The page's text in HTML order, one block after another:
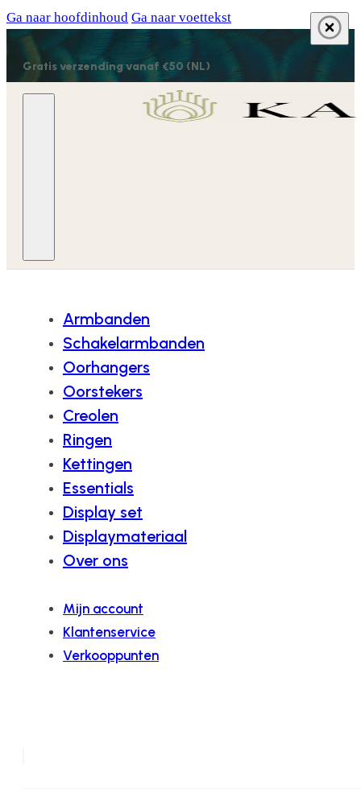
Ga naar hoofdinhoud Ga naar voettekst
Gratis verzending vanaf €50 (NL)
Armbanden
Schakelarmbanden
Oorhangers
Oorstekers
Creolen
Ringen
Kettingen
Essentials
Display set
Displaymateriaal
Over ons
Mijn account
Klantenservice
Verkooppunten